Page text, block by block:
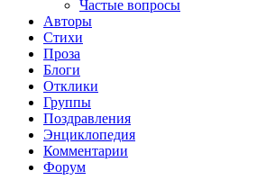
Частые вопросы
Авторы
Стихи
Проза
Блоги
Отклики
Группы
Поздравления
Энциклопедия
Комментарии
Форум